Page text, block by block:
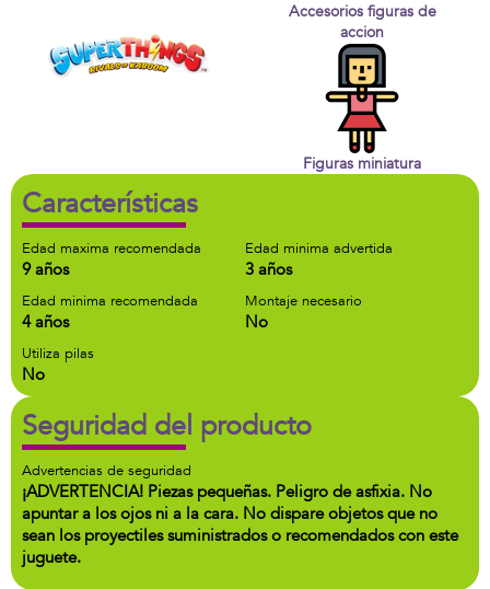
Accesorios figuras de
accion
Figuras miniatura
Características
Edad maxima recomendada
9 años
Edad minima advertida
3 años
Edad minima recomendada
4 años
Montaje necesario
No
Utiliza pilas
No
Seguridad del producto
Advertencias de seguridad
¡ADVERTENCIA! Piezas pequeñas. Peligro de asfixia. No
apuntar a los ojos ni a la cara. No dispare objetos que no
sean los proyectiles suministrados o recomendados con este
juguete.